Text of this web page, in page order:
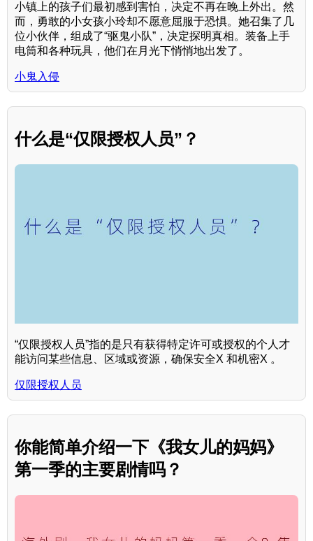
小镇上的孩子们最初感到害怕，决定不再在晚上外出。然
而，勇敢的小女孩小玲却不愿意屈服于恐惧。她召集了几
位小伙伴，组成了“驱鬼小队”，决定探明真相。装备上手
电筒和各种玩具，他们在月光下悄悄地出发了。
小鬼入侵
什么是“仅限授权人员”？
“仅限授权人员”指的是只有获得特定许可或授权的个人才
能访问某些信息、区域或资源，确保安全X 和机密X 。
仅限授权人员
你能简单介绍一下《我女儿的妈妈》
第一季的主要剧情吗？